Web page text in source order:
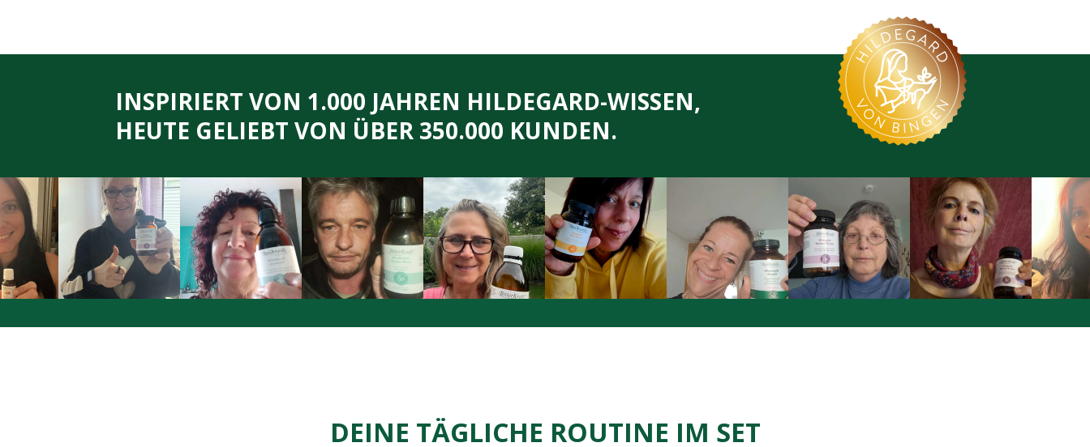
INSPIRIERT VON 1.000 JAHREN HILDEGARD-WISSEN,
HEUTE GELIEBT VON ÜBER 350.000 KUNDEN.
DEINE TÄGLICHE ROUTINE IM SET